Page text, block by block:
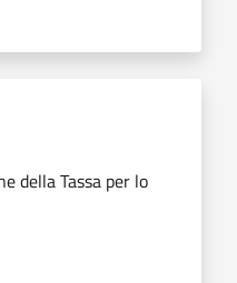
della Tassa per lo